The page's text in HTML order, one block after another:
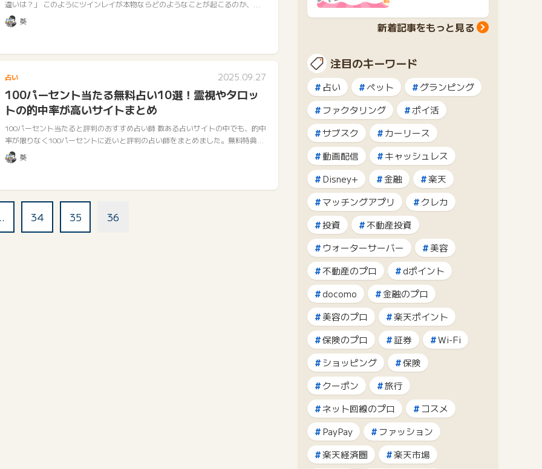
違いは？」 このようにツインレイが本物ならどのようなことが起こるのか、相
手は本物のツインレイなのか疑問や不安を抱いている人も少なくないでしょう。
ス…
葵
占い 2025.09.27
100パーセント当たる無料占い10選！霊視やタロッ
トの的中率が高いサイトまとめ
100パーセント当たると評判のおすすめ占い師 数ある占いサイトの中でも、的中
率が限りなく100パーセントに近いと評判の占い師をまとめました。無料特典で
お試し利用をして、本当に当たる占いを体験してみましょう。 星ひとみ先生…
葵
34 35 36
新着記事をもっと見る
注目のキーワード
占い ペット
グランピング
ファクタリング
ポイ活
サブスク
カーリース
動画配信
キャッシュレス
Disney+
金融
楽天
マッチングアプリ
クレカ
投資
不動産投資
ウォーターサーバー
美容
不動産のプロ
dポイント
docomo
金融のプロ
美容のプロ
楽天ポイント
保険のプロ
証券
Wi-Fi
ショッピング
保険
クーポン
旅行
ネット回線のプロ
コスメ
PayPay
ファッション
楽天経済圏
楽天市場